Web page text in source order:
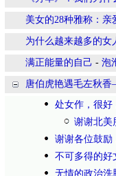
美女的28种雅称：亲
为什么越来越多的女
满正能量的自己 - 泡
唐伯虎艳遇毛左秋
处女作，很好
谢谢北美
谢谢各位鼓励
不可多得的好
无情的政治洗